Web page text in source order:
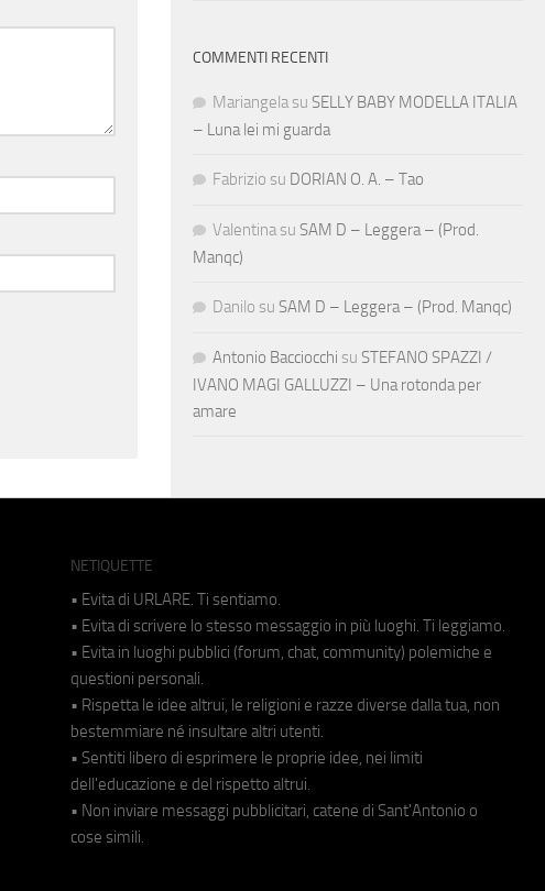
COMMENTI RECENTI
Mariangela su SELLY BABY MODELLA ITALIA
– Luna lei mi guarda
Fabrizio su DORIAN O. A. – Tao
Valentina su SAM D – Leggera – (Prod.
Manqc)
Danilo su SAM D – Leggera – (Prod. Manqc)
Antonio Bacciocchi su STEFANO SPAZZI /
IVANO MAGI GALLUZZI – Una rotonda per
amare
NETIQUETTE
• Evita di URLARE. Ti sentiamo.
• Evita di scrivere lo stesso messaggio in più luoghi. Ti leggiamo.
• Evita in luoghi pubblici (forum, chat, community) polemiche e
questioni personali.
• Rispetta le idee altrui, le religioni e razze diverse dalla tua, non
bestemmiare né insultare altri utenti.
• Sentiti libero di esprimere le proprie idee, nei limiti
dell'educazione e del rispetto altrui.
• Non inviare messaggi pubblicitari, catene di Sant'Antonio o
cose simili.